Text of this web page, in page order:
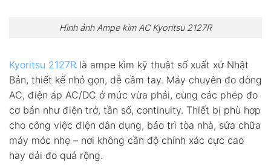
Hình ảnh Ampe kìm AC Kyoritsu 2127R
Kyoritsu 2127R là ampe kìm kỹ thuật số xuất xứ Nhật
Bản, thiết kế nhỏ gọn, dễ cầm tay. Máy chuyên đo dòng
AC, điện áp AC/DC ở mức vừa phải, cùng các phép đo
cơ bản như điện trở, tần số, continuity. Thiết bị phù hợp
cho công việc điện dân dụng, bảo trì tòa nhà, sửa chữa
máy móc nhẹ – nơi không cần độ chính xác cực cao
hay dải đo quá rộng.